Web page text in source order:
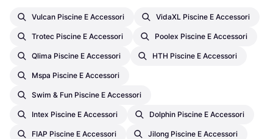
Vulcan Piscine E Accessori VidaXL Piscine E Accessori
Trotec Piscine E Accessori Poolex Piscine E Accessori
Qlima Piscine E Accessori HTH Piscine E Accessori
Mspa Piscine E Accessori
Swim & Fun Piscine E Accessori
Intex Piscine E Accessori Dolphin Piscine E Accessori
FIAP Piscine E Accessori Jilong Piscine E Accessori